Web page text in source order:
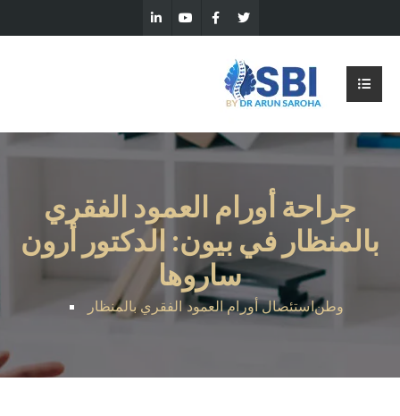
جراحة أورام العمود الفقري
بالمنظار في بيون: الدكتور أرون
ساروها
وطناستئصال أورام العمود الفقري بالمنظار